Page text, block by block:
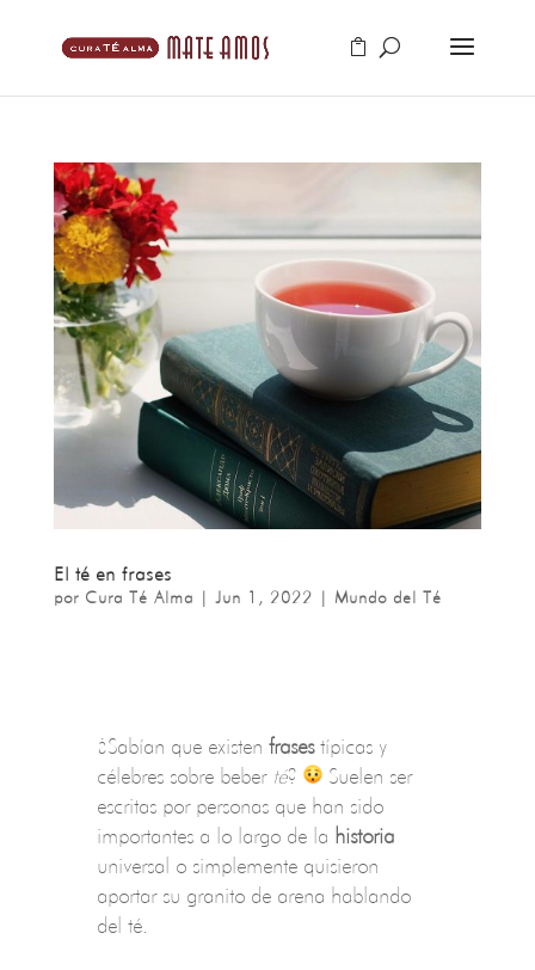
El té en frases
por Cura Té Alma | Jun 1, 2022 | Mundo del Té
¿Sabían que existen frasestípicas y
célebres sobre beber té?
Suelen ser
escritas por personas que han sido
importantes a lo largo de la historia
universal o simplemente quisieron
aportar su granito de arena hablando
del té.